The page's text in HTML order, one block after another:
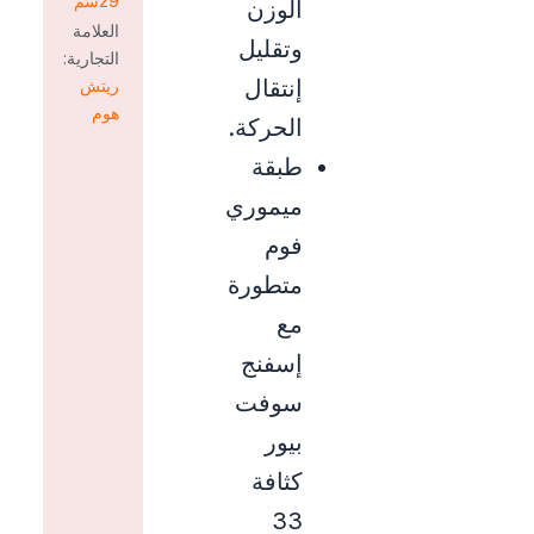
الوزن
وتقليل
إنتقال
الحركة.
طبقة
ميموري
فوم
متطورة
مع
إسفنج
سوفت
بيور
كثافة
33
العلامة
التجارية:
ريتش
هوم